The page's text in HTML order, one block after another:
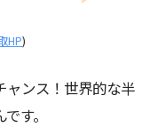
HP)
ャンス！世界的な半
す。